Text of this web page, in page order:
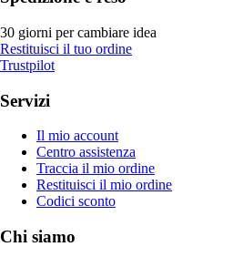
30 giorni per cambiare idea
Restituisci il tuo ordine
Trustpilot
Servizi
Il mio account
Centro assistenza
Traccia il mio ordine
Restituisci il mio ordine
Codici sconto
Chi siamo